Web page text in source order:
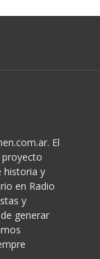
El
historia y
en Radio
y
generar